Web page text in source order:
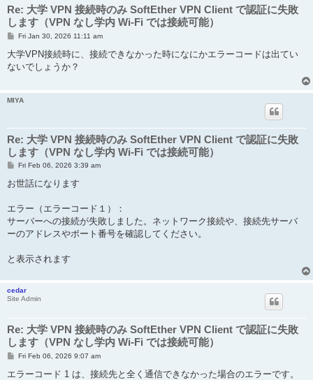
Re: 大学 VPN 接続時のみ SoftEther VPN Client で認証に失敗
します（VPN なし学内 Wi-Fi では接続可能）
P
s
t
Fri Jan 30, 2026 11:11 am
大学VPN接続時に、接続できなかった時になにかエラーコードは出てい
ないでしょうか？
MIYA
Re: 大学 VPN 接続時のみ SoftEther VPN Client で認証に失敗
します（VPN なし学内 Wi-Fi では接続可能）
P
s
Fri Feb 06, 2026 3:39 am
お世話になります
エラー（エラーコード１）：
サーバーへの接続が失敗しました。ネットワーク接続や、接続先サーバ
ーのアドレスやポート番号を確認してください。
と表示されます
cedar
Site Admin
Re: 大学 VPN 接続時のみ SoftEther VPN Client で認証に失敗
します（VPN なし学内 Wi-Fi では接続可能）
P
s
Fri Feb 06, 2026 9:07 am
エラーコード 1 は、接続先と全く通信できなかった場合のエラーです。